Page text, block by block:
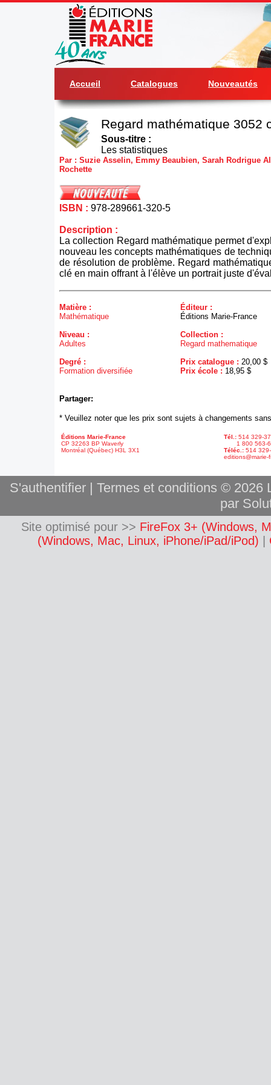
Accueil Catalogues Nouveautés
Regard mathématique 3052
Sous-titre :
Les statistiques
Par : Suzie Asselin, Emmy Beaubien, Sarah Rodrigue
Rochette
ISBN : 978-289661-320-5
Description :
La collection Regard mathématique permet
nouveau les concepts mathématiques de
de résolution de problème. Regard
clé en main offrant à l'élève un portrait juste
Matière :
Mathématique
Niveau :
Adultes
Degré :
Formation diversifiée
Éditeur :
Éditions Marie-France
Collection :
Regard mathematique
Prix catalogue : 20,00 $
Prix école : 18,95 $
Partager:
* Veuillez noter que les prix sont sujets à changements
Éditions Marie-France
CP 32263 BP Waverly
Montréal (Québec) H3L 3X1
Tél.: 514 329-
1 800 563-
Téléc.: 514
editions@marie-
S'authentifier| Termes et conditions © 2026
par
Site optimisé pour >> FireFox 3+ (Windows,
(Windows, Mac, Linux, iPhone/iPad/iPod)